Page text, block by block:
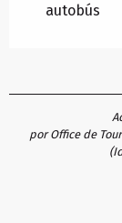
autobús
por Office de